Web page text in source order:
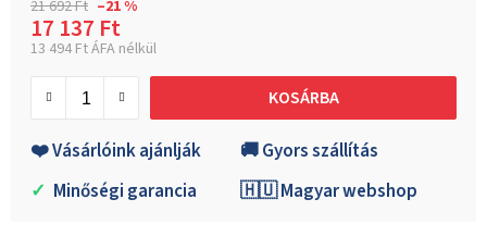
21 692 Ft –21 %
17 137 Ft
13 494 Ft ÁFA nélkül
KOSÁRBA
❤️ Vásárlóink ajánlják
🚚 Gyors szállítás
✓ Minőségi garancia 🇭🇺 Magyar webshop